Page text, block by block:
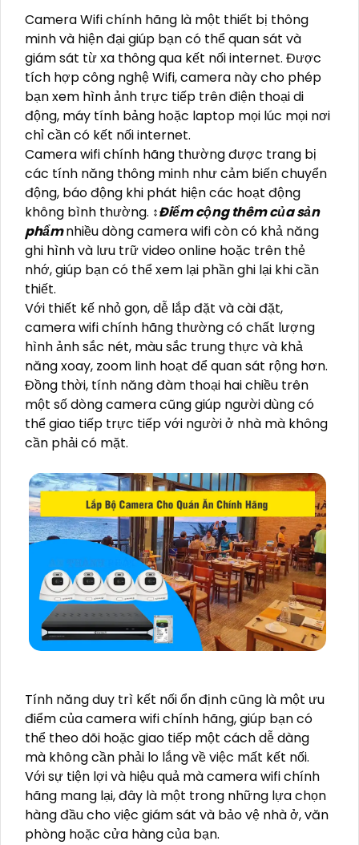
Camera Wifi chính hãng là một thiết bị thông
minh và hiện đại giúp bạn có thể quan sát và
giám sát từ xa thông qua kết nối internet. Được
tích hợp công nghệ Wifi, camera này cho phép
bạn xem hình ảnh trực tiếp trên điện thoại di
động, máy tính bảng hoặc laptop mọi lúc mọi nơi
chỉ cần có kết nối internet.
Camera wifi chính hãng thường được trang bị
các tính năng thông minh như cảm biến chuyển
động, báo động khi phát hiện các hoạt động
không bình thường. ↕️Điểm cộng thêm của sản
phẩmnhiều dòng camera wifi còn có khả năng
ghi hình và lưu trữ video online hoặc trên thẻ
nhớ, giúp bạn có thể xem lại phần ghi lại khi cần
thiết.
Với thiết kế nhỏ gọn, dễ lắp đặt và cài đặt,
camera wifi chính hãng thường có chất lượng
hình ảnh sắc nét, màu sắc trung thực và khả
năng xoay, zoom linh hoạt để quan sát rộng hơn.
Đồng thời, tính năng đàm thoại hai chiều trên
một số dòng camera cũng giúp người dùng có
thể giao tiếp trực tiếp với người ở nhà mà không
cần phải có mặt.
Tính năng duy trì kết nối ổn định cũng là một ưu
điểm của camera wifi chính hãng, giúp bạn có
thể theo dõi hoặc giao tiếp một cách dễ dàng
mà không cần phải lo lắng về việc mất kết nối.
Với sự tiện lợi và hiệu quả mà camera wifi chính
hãng mang lại, đây là một trong những lựa chọn
hàng đầu cho việc giám sát và bảo vệ nhà ở, văn
phòng hoặc cửa hàng của bạn.